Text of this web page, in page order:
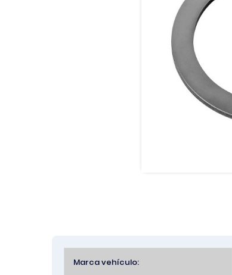
Información
Marca vehículo: